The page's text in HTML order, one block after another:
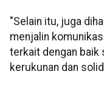
"Selain itu, juga
menjalin
terkait dengan baik
kerukunan dan